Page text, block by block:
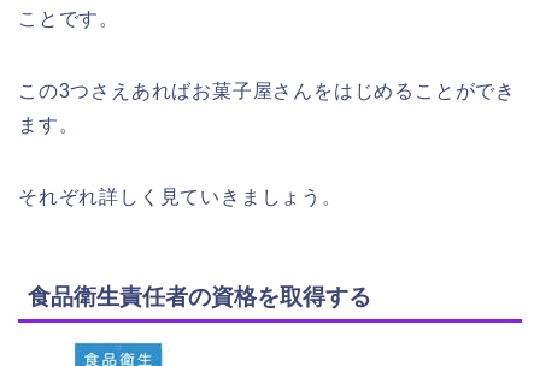
ことです。
この3つさえあればお菓子屋さんをはじめることができ
ます。
それぞれ詳しく見ていきましょう。
食品衛生責任者の資格を取得する